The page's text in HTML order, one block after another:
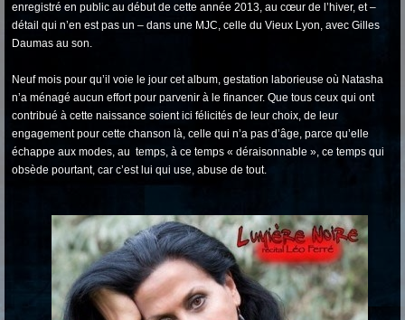
enregistré en public au début de cette année 2013, au cœur de l’hiver, et –
détail qui n’en est pas un – dans une MJC, celle du Vieux Lyon, avec Gilles
Daumas au son.
Neuf mois pour qu’il voie le jour cet album, gestation laborieuse où Natasha
n’a ménagé aucun effort pour parvenir à le financer. Que tous ceux qui ont
contribué à cette naissance soient ici félicités de leur choix, de leur
engagement pour cette chanson là, celle qui n’a pas d’âge, parce qu’elle
échappe aux modes, au temps, à ce temps « déraisonnable », ce temps qui
obsède pourtant, car c’est lui qui use, abuse de tout.